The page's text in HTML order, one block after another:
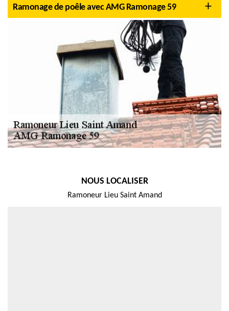
Ramonage de poêle avec AMG Ramonage 59
NOUS LOCALISER
Ramoneur Lieu Saint Amand